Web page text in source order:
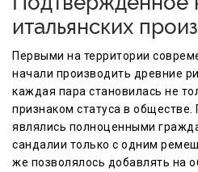
итальянских
Первыми на территории
начали производить древние
каждая пара становилась не
признаком статуса в обществе.
являлись полноценными
сандалии только с одним
же позволялось добавлять на